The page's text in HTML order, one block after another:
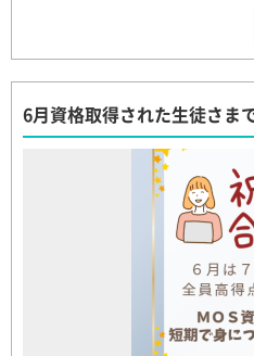
6月資格取得された生徒さま